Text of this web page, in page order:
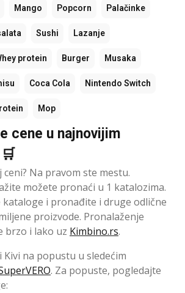
Mango Popcorn Palačinke
Sushi Lazanje
protein Burger Musaka
Coca Cola Nintendo Switch
Mop
cene u najnovijim
Na pravom ste mestu.
možete pronaći u 1 katalozima.
kataloge i pronađite i druge odlične
proizvode. Pronalaženje
brzo i lako uz Kimbino.rs.
na popustu u sledećim
. Za popuste, pogledajte